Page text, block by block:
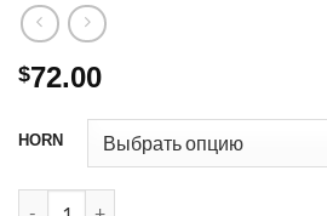
$72.00
HORN